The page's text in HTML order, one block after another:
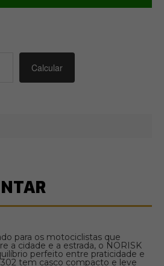
para os motociclistas que
a cidade e a estrada, o NORISK
perfeito entre praticidade e
tem casco compacto e leve